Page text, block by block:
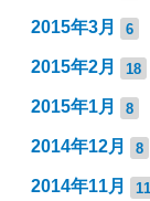
2015年3月 6
2015年2月 18
2015年1月 8
2014年12月 8
2014年11月 11